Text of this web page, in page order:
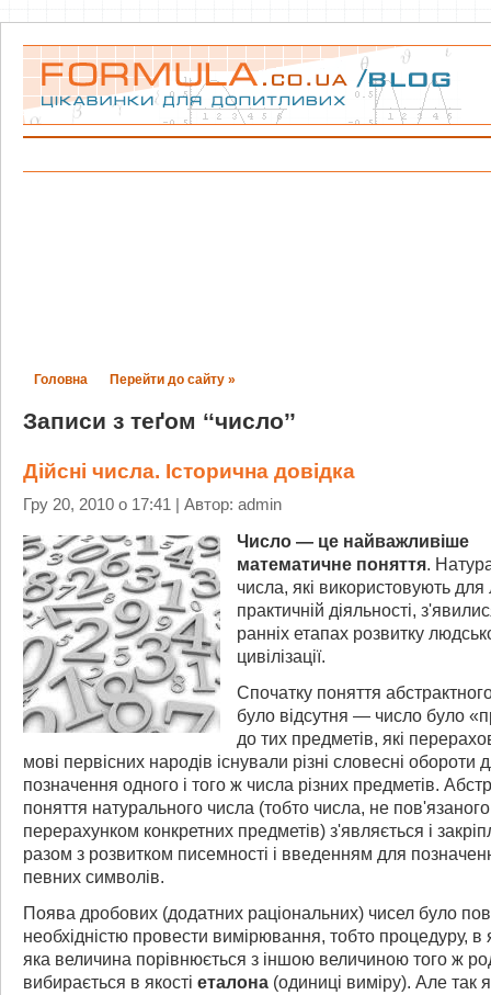
Головна Перейти до сайту »
Записи з теґом ‘‘число’’
Дійсні числа. Історична довідка
Гру 20, 2010 о 17:41 | Автор: admin
Число — це найважливіше
математичне поняття.
числа, які використовують для
практичній діяльності,
ранніх етапах розвитку
цивілізації.
Спочатку поняття
було відсутня — число було
до тих предметів, які
мові первісних народів існували різні словесні обороти
позначення одного і того ж числа різних предметів.
поняття натурального числа (тобто числа, не
перерахунком конкретних предметів) з'являється і
разом з розвитком писемності і введенням для
певних символів.
Поява дробових (додатних раціональних) чисел було
необхідністю провести вимірювання, тобто процедуру, в
яка величина порівнюється з іншою величиною того ж
вибирається в якості еталона (одиниці виміру). Але так